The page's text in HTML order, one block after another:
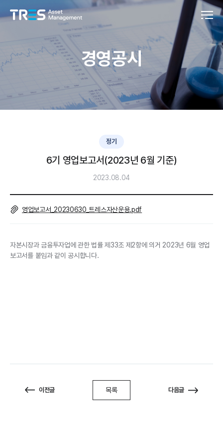
경영공시
정기
6기 영업보고서(2023년 6월 기준)
2023.08.04
영업보고서_20230630_트레스자산운용.pdf
자본시장과 금융투자업에 관한 법률 제33조 제2항에 의거 2023년 6월 영업
보고서를 붙임과 같이 공시합니다.
이전글 목록 다음글